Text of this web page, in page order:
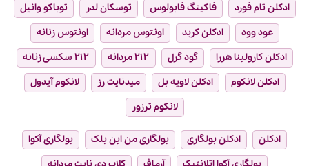
ادکلن تام فورد
فاکینگ فابولوس توسکان لدر
توباکو وانیل
عود وود
ادکلن کرید اونتوس مردانه
اونتوس زنانه
ادکلن کارولینا هررا
گود گرل ۲۱۲ مردانه
۲۱۲ سکسی زنانه
ادکلن لانکوم
ادکلن لاویه بل میدنایت رز
لانکوم آیدول
لانکوم ترزور
ادکلن ادکلن بولگاری بولگاری من این بلک
بولگاری آکوا